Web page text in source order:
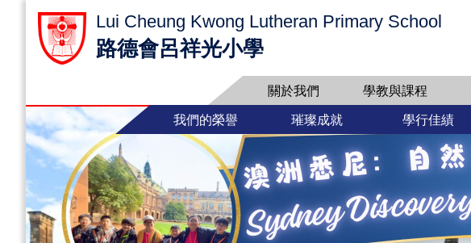
Lui Cheung Kwong Lutheran Primary School
路德會呂祥光小學
關於我們 學教與課程
我們的榮譽 璀璨成就 學行佳績